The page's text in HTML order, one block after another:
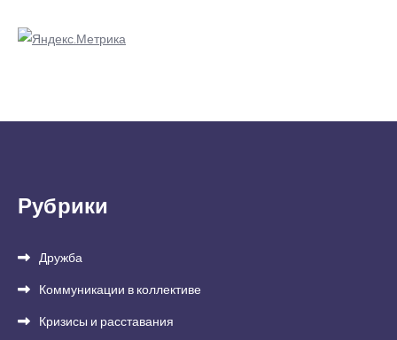
Рубрики
Дружба
Коммуникации в коллективе
Кризисы и расставания